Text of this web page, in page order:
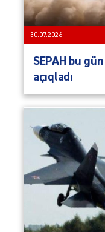
30.07.2026
SEPAH bu
açıqladı